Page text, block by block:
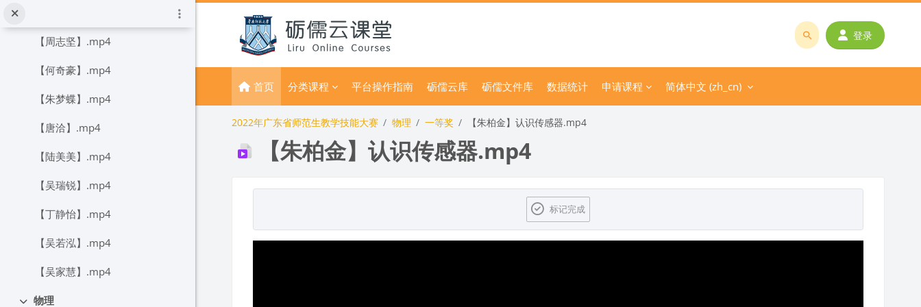
跳到主要内容
折叠
【周志坚】.mp4
【何奇豪】.mp4
【朱梦蝶】.mp4
【唐洽】.mp4
【陆美美】.mp4
【吴瑞锐】.mp4
【丁静怡】.mp4
【吴若泓】.mp4
【吴家慧】.mp4
物理
搜
登录
首页 分类课程 平台操作指南 砺儒云库 砺儒文件库 数据统计 申请课程 简体中文 ‎(zh_cn)‎
2022年广东省师范生教学技能大赛 物理 一等奖 【朱柏金】认识传感器.mp4
【朱柏金】认识传感器.mp4
标记完成